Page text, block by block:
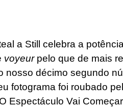
a Still celebra a
voyeurpelo que de mais
nosso décimo segundo
fotograma foi roubado
Espectáculo Vai